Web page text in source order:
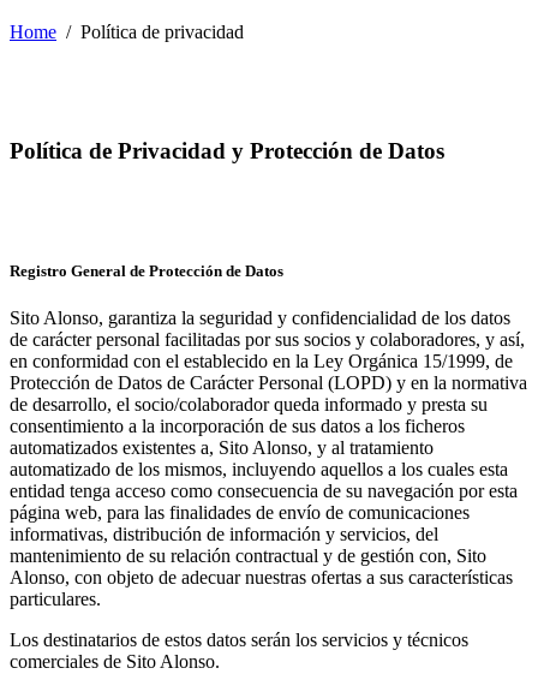
Home / Política de privacidad
Política de Privacidad y Protección de Datos
Registro General de Protección de Datos
Sito Alonso, garantiza la seguridad y confidencialidad de los datos
de carácter personal facilitadas por sus socios y colaboradores, y así,
en conformidad con el establecido en la Ley Orgánica 15/1999, de
Protección de Datos de Carácter Personal (LOPD) y en la normativa
de desarrollo, el socio/colaborador queda informado y presta su
consentimiento a la incorporación de sus datos a los ficheros
automatizados existentes a, Sito Alonso, y al tratamiento
automatizado de los mismos, incluyendo aquellos a los cuales esta
entidad tenga acceso como consecuencia de su navegación por esta
página web, para las finalidades de envío de comunicaciones
informativas, distribución de información y servicios, del
mantenimiento de su relación contractual y de gestión con, Sito
Alonso, con objeto de adecuar nuestras ofertas a sus características
particulares.
Los destinatarios de estos datos serán los servicios y técnicos
comerciales de Sito Alonso.